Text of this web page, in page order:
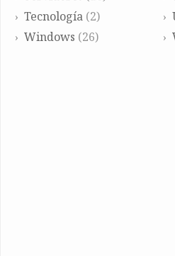
Tecnología (2)
Windows (26)